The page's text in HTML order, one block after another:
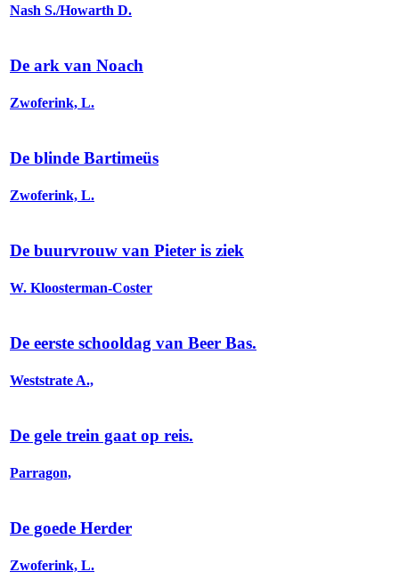
Nash S./Howarth D.
De ark van Noach
Zwoferink, L.
De blinde Bartimeüs
Zwoferink, L.
De buurvrouw van Pieter is ziek
W. Kloosterman-Coster
De eerste schooldag van Beer Bas.
Weststrate A.,
De gele trein gaat op reis.
Parragon,
De goede Herder
Zwoferink, L.